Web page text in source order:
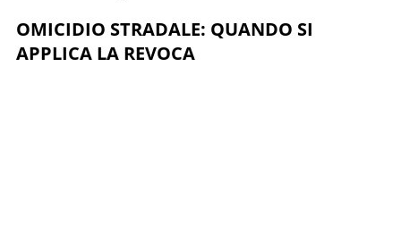
OMICIDIO STRADALE: QUANDO SI
APPLICA LA REVOCA